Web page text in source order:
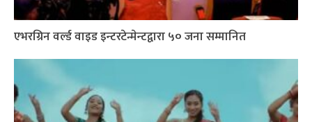
एभरग्रिन वर्ल्ड वाइड इन्टरटेन्मेन्टद्वारा ५० जना सम्मानित